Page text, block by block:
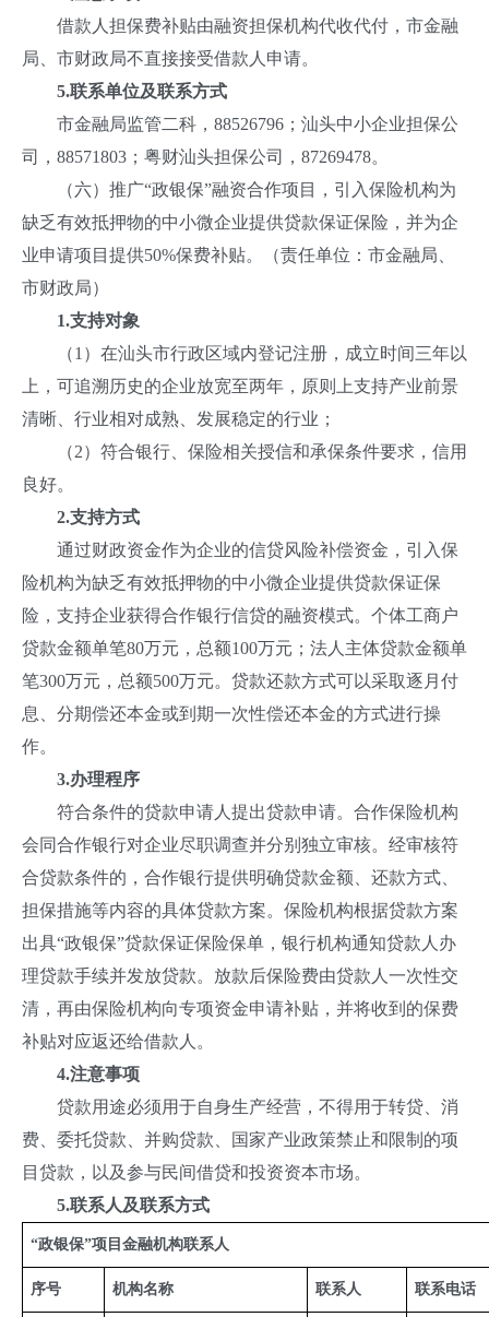
借款人担保费补贴由融资担保机构代收代付，市金融
局、市财政局不直接接受借款人申请。
5.联系单位及联系方式
市金融局监管二科，88526796；汕头中小企业担保公
司，88571803；粤财汕头担保公司，87269478。
（六）推广“政银保”融资合作项目，引入保险机构为
缺乏有效抵押物的中小微企业提供贷款保证保险，并为企
业申请项目提供50%保费补贴。（责任单位：市金融局、
市财政局）
1.支持对象
（1）在汕头市行政区域内登记注册，成立时间三年以
上，可追溯历史的企业放宽至两年，原则上支持产业前景
清晰、行业相对成熟、发展稳定的行业；
（2）符合银行、保险相关授信和承保条件要求，信用
良好。
2.支持方式
通过财政资金作为企业的信贷风险补偿资金，引入保
险机构为缺乏有效抵押物的中小微企业提供贷款保证保
险，支持企业获得合作银行信贷的融资模式。个体工商户
贷款金额单笔80万元，总额100万元；法人主体贷款金额单
笔300万元，总额500万元。贷款还款方式可以采取逐月付
息、分期偿还本金或到期一次性偿还本金的方式进行操
作。
3.办理程序
符合条件的贷款申请人提出贷款申请。合作保险机构
会同合作银行对企业尽职调查并分别独立审核。经审核符
合贷款条件的，合作银行提供明确贷款金额、还款方式、
担保措施等内容的具体贷款方案。保险机构根据贷款方案
出具“政银保”贷款保证保险保单，银行机构通知贷款人办
理贷款手续并发放贷款。放款后保险费由贷款人一次性交
清，再由保险机构向专项资金申请补贴，并将收到的保费
补贴对应返还给借款人。
4.注意事项
贷款用途必须用于自身生产经营，不得用于转贷、消
费、委托贷款、并购贷款、国家产业政策禁止和限制的项
目贷款，以及参与民间借贷和投资资本市场。
5.联系人及联系方式
“政银保”项目金融机构联系人
序号 机构名称 联系人 联系电话